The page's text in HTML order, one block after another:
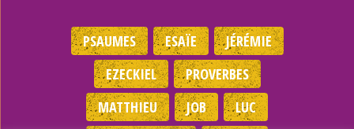
PSAUMES ESAÏE
JÉRÉMIE
EZECKIEL
PROVERBES
MATTHIEU
JOB LUC